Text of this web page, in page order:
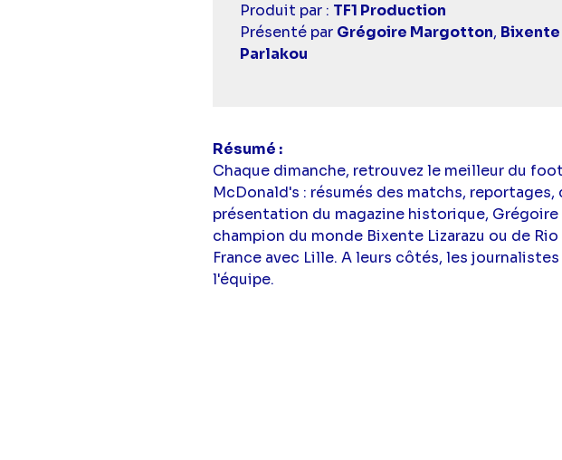
Casting
simba
Produit par : TF1 Production
Présenté par Grégoire Margotton, Bixente
Parlakou
Résumé
Chaque dimanche, retrouvez le meilleur du
McDonald's : résumés des matchs,
présentation du magazine historique,
champion du monde Bixente Lizarazu ou de
France avec Lille. A leurs côtés, les
l'équipe.